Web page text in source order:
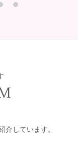
しています。